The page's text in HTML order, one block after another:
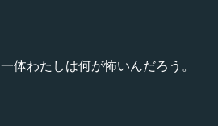
一体わたしは何が怖いんだろう。